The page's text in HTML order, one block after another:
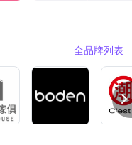
全品牌列表